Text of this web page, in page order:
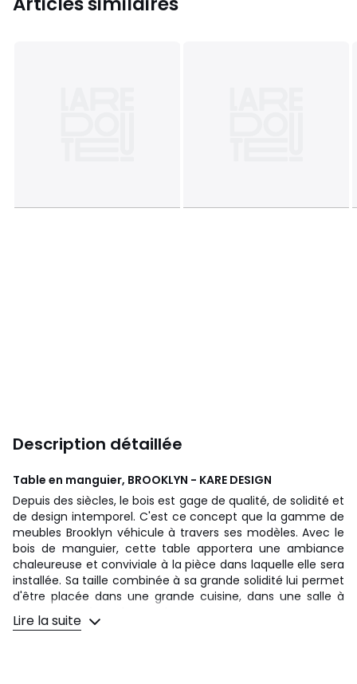
Description détaillée
Table en manguier, BROOKLYN - KARE DESIGN
Depuis des siècles, le bois est gage de qualité, de solidité et
de design intemporel. C'est ce concept que la gamme de
meubles Brooklyn véhicule à travers ses modèles. Avec le
bois de manguier, cette table apportera une ambiance
chaleureuse et conviviale à la pièce dans laquelle elle sera
installée. Sa taille combinée à sa grande solidité lui permet
d'être placée dans une grande cuisine, dans une salle à
manger et même dans un bureau.
Lire la suite